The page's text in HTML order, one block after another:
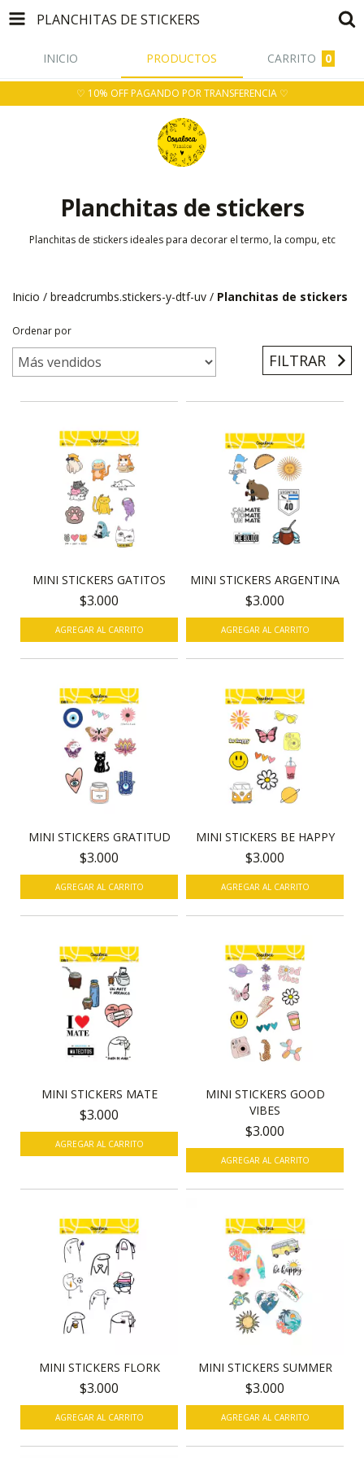
PLANCHITAS DE STICKERS
INICIO PRODUCTOS CARRITO 0
♡ 10% OFF PAGANDO POR TRANSFERENCIA ♡
Planchitas de stickers
Planchitas de stickers ideales para decorar el termo, la compu, etc
Inicio / breadcrumbs.stickers-y-dtf-uv / Planchitas de stickers
Ordenar por
FILTRAR
MINI STICKERS GATITOS
$3.000
MINI STICKERS ARGENTINA
$3.000
MINI STICKERS GRATITUD
$3.000
MINI STICKERS BE HAPPY
$3.000
MINI STICKERS MATE
$3.000
MINI STICKERS GOOD
VIBES
$3.000
MINI STICKERS FLORK
$3.000
MINI STICKERS SUMMER
$3.000